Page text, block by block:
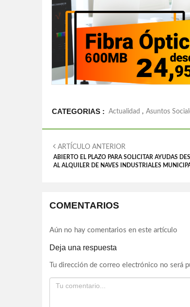
CATEGORIAS : Actualidad , Asuntos
ARTÍCULO ANTERIOR
ABIERTO EL PLAZO PARA SOLICITAR AYUDAS
AL ALQUILER DE NAVES INDUSTRIALES
COMENTARIOS
Aún no hay comentarios en este artículo
Deja una respuesta
Tu dirección de correo electrónico no será